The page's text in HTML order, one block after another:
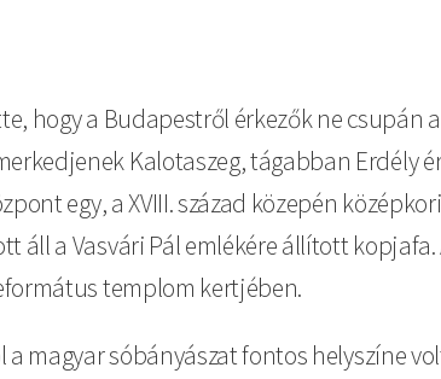
hogy a Budapestről érkezők ne
Kalotaszeg, tágabban Erdély
egy, a XVIII. század közepén
áll a Vasvári Pál emlékére állított
templom kertjében.
a magyar sóbányászat fontos helyszíne